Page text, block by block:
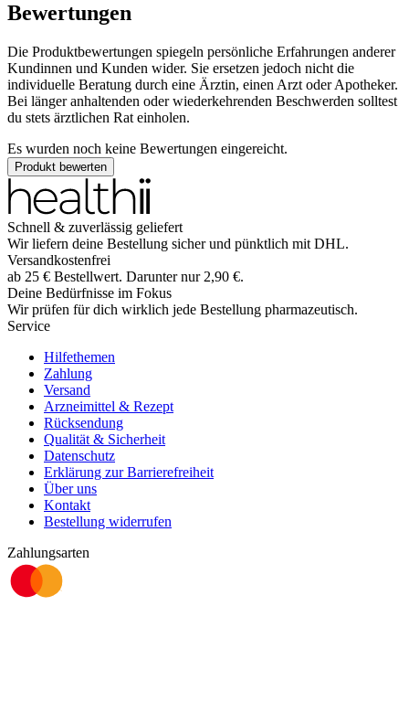
Bewertungen
Die Produktbewertungen spiegeln persönliche Erfahrungen anderer
Kundinnen und Kunden wider. Sie ersetzen jedoch nicht die
individuelle Beratung durch eine Ärztin, einen Arzt oder Apotheker.
Bei länger anhaltenden oder wiederkehrenden Beschwerden solltest
du stets ärztlichen Rat einholen.
Es wurden noch keine Bewertungen eingereicht.
Produkt bewerten
Schnell & zuverlässig geliefert
Wir liefern deine Bestellung sicher und pünktlich mit DHL.
Versandkostenfrei
ab 25 € Bestellwert. Darunter nur 2,90 €.
Deine Bedürfnisse im Fokus
Wir prüfen für dich wirklich jede Bestellung pharmazeutisch.
Service
Hilfethemen
Zahlung
Versand
Arzneimittel & Rezept
Rücksendung
Qualität & Sicherheit
Datenschutz
Erklärung zur Barrierefreiheit
Über uns
Kontakt
Bestellung widerrufen
Zahlungsarten